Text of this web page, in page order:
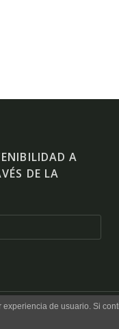
A
DE LA
de usuario. Si